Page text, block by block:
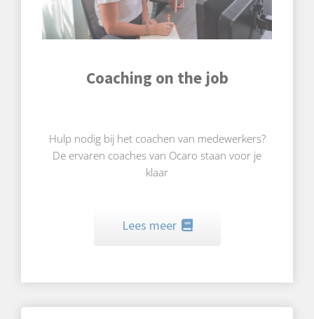
Coaching on the job
Hulp nodig bij het coachen van medewerkers?
De ervaren coaches van Ocaro staan voor je
klaar
Lees meer